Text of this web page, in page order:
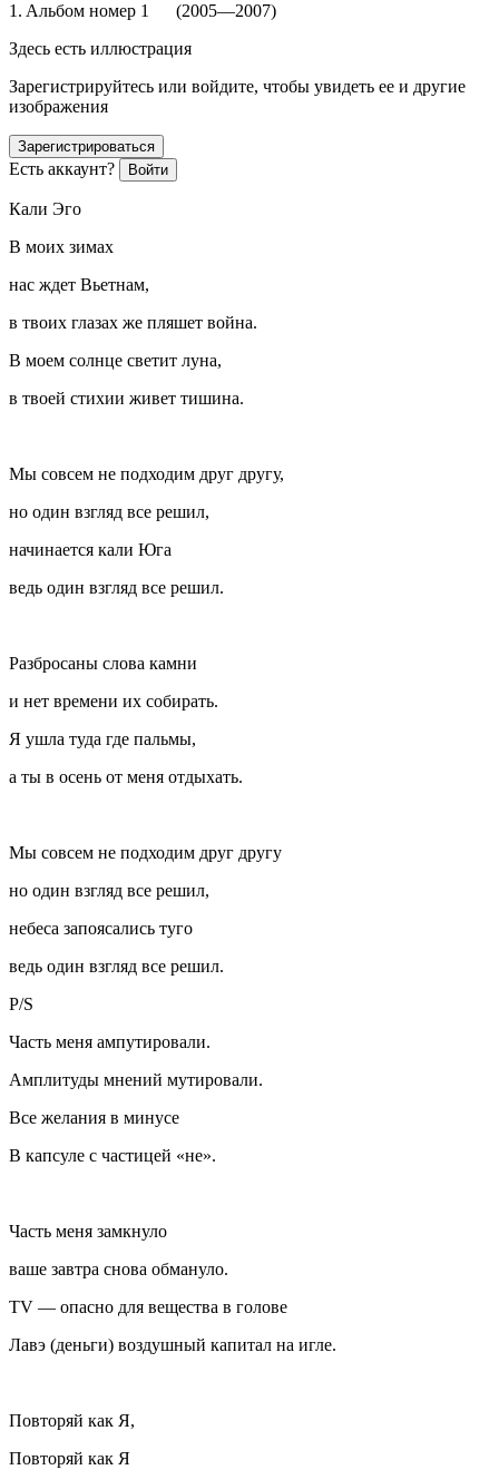
1. Aльбом номер 1 (2005—2007)
Здесь есть иллюстрация
Зарегистрируйтесь или войдите, чтобы увидеть ее и другие
изображения
Зарегистрироваться
Есть аккаунт? Войти
Кали Эго
В моих зимах
нас ждет Вьетнам,
в твоих глазах же пляшет война.
В моем солнце светит луна,
в твоей стихии живет тишина.
Мы совсем не подходим друг другу,
но один взгляд все решил,
начинается кали Юга
ведь один взгляд все решил.
Разбросаны слова камни
и нет времени их собирать.
Я ушла туда где пальмы,
а ты в осень от меня отдыхать.
Мы совсем не подходим друг другу
но один взгляд все решил,
небеса запоясались туго
ведь один взгляд все решил.
P/S
Часть меня ампутировали.
Амплитуды мнений мутировали.
Все желания в минусе
В капсуле с частицей «не».
Часть меня замкнуло
ваше завтра снова обмануло.
TV — опасно для вещества в голове
Лавэ (деньги) воздушный капитал на игле.
Повторяй как Я,
Повторяй как Я